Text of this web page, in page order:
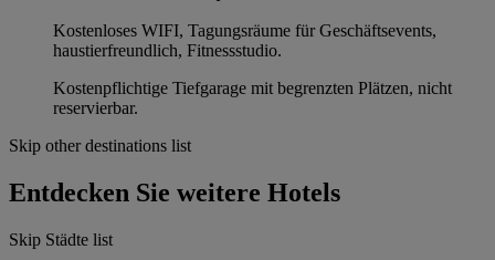
Kostenloses WIFI, Tagungsräume für Geschäftsevents,
haustierfreundlich, Fitnessstudio.
Kostenpflichtige Tiefgarage mit begrenzten Plätzen, nicht
reservierbar.
Skip other destinations list
Entdecken Sie weitere Hotels
Skip Städte list